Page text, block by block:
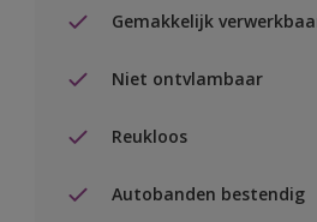
Gemakkelijk
Niet ontvlambaar
Reukloos
Autobanden bestendig